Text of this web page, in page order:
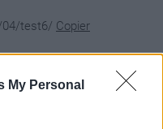
My Personal
04/test6/ Copier